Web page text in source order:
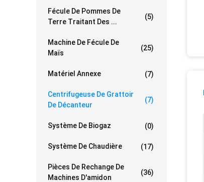
Fécule De Pommes De
Terre Traitant Des ...
(5)
Machine De Fécule De
Maïs
(25)
Matériel Annexe (7)
Centrifugeuse De Grattoir
De Décanteur
(7)
Système De Biogaz (0)
Système De Chaudière (17)
Pièces De Rechange De
Machines D'amidon
(36)